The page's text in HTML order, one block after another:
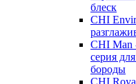
блеск
CHI
CHI Man
серия
бороды
CHI